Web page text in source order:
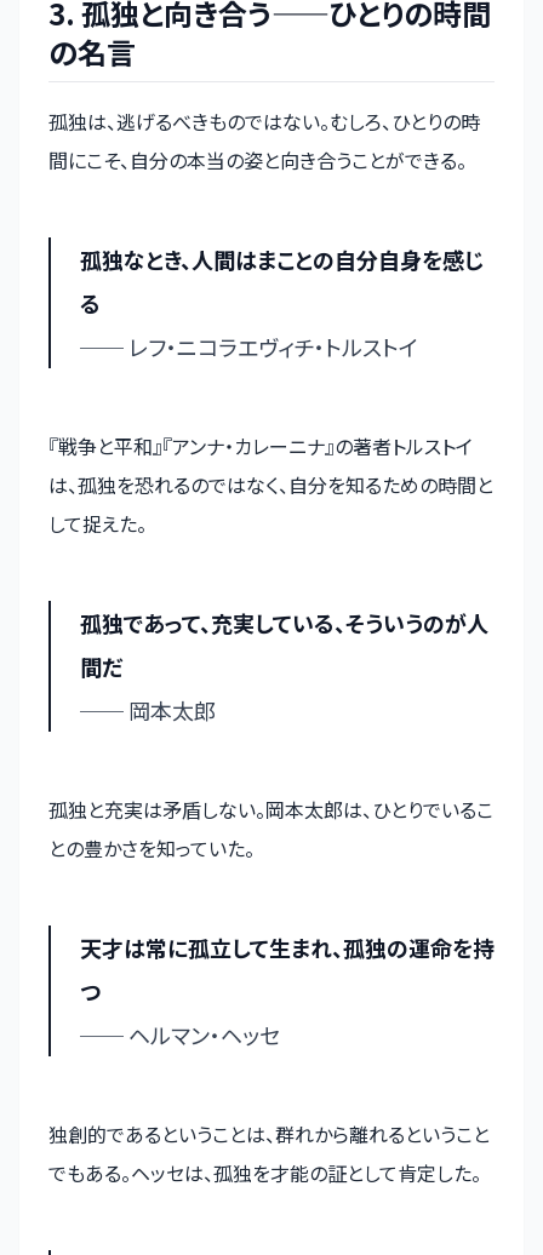
3. 孤独と向き合う——ひとりの時間
の名言
孤独は、逃げるべきものではない。むしろ、ひとりの時
間にこそ、自分の本当の姿と向き合うことができる。
孤独なとき、人間はまことの自分自身を感じ
る
── レフ・ニコラエヴィチ・トルストイ
『戦争と平和』『アンナ・カレーニナ』の著者トルストイ
は、孤独を恐れるのではなく、自分を知るための時間と
して捉えた。
孤独であって、充実している、そういうのが人
間だ
── 岡本太郎
孤独と充実は矛盾しない。岡本太郎は、ひとりでいるこ
との豊かさを知っていた。
天才は常に孤立して生まれ、孤独の運命を持
つ
── ヘルマン・ヘッセ
独創的であるということは、群れから離れるということ
でもある。ヘッセは、孤独を才能の証として肯定した。